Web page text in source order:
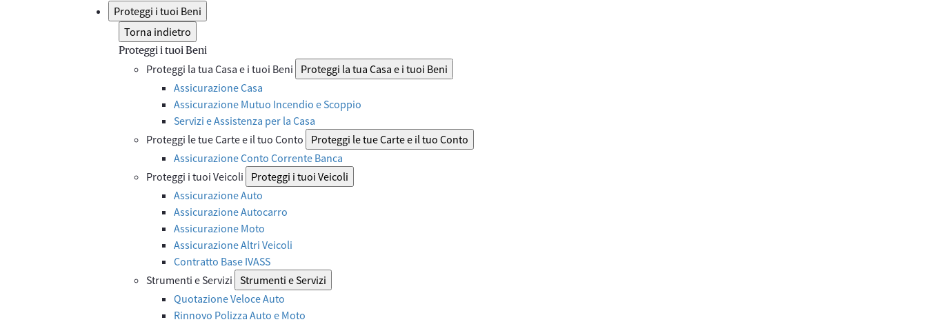
Proteggi i tuoi Beni
Torna indietro
Proteggi i tuoi Beni
Proteggi la tua Casa e i tuoi Beni
Proteggi la tua Casa e i tuoi Beni
Assicurazione Casa
Assicurazione Mutuo Incendio e Scoppio
Servizi e Assistenza per la Casa
Proteggi le tue Carte e il tuo Conto
Proteggi le tue Carte e il tuo Conto
Assicurazione Conto Corrente Banca
Proteggi i tuoi Veicoli
Proteggi i tuoi Veicoli
Assicurazione Auto
Assicurazione Autocarro
Assicurazione Moto
Assicurazione Altri Veicoli
Contratto Base IVASS
Strumenti e Servizi Strumenti e Servizi
Quotazione Veloce Auto
Rinnovo Polizza Auto e Moto